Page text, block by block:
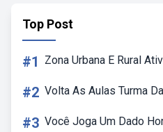
Top Post
#1 Zona Urbana E Rural
#2 Volta As Aulas Turma
#3 Você Joga Um Dado